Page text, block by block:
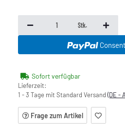
Stk.
Sofort verfügbar
Lieferzeit:
1 - 3 Tage mit Standard Versand(DE -
Frage zum Artikel